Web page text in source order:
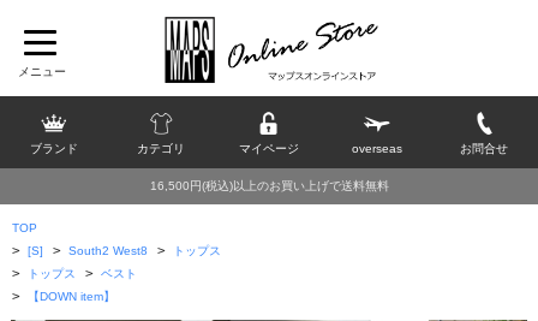
ブランド カテゴリ マイページ overseas お問合せ
16,500円(税込)以上のお買い上げで送料無料
TOP
> [S] > South2 West8 > トップス
> トップス > ベスト
> 【DOWN item】